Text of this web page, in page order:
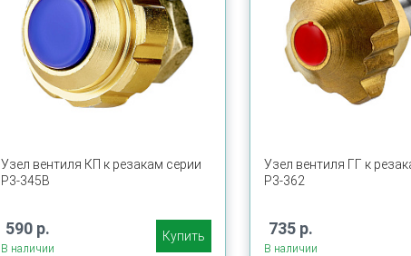
Узел вентиля КП к резакам серии
Р3-345В
590 р.
В наличии
Купить
Узел вентиля ГГ к
Р3-362
735 р.
В наличии